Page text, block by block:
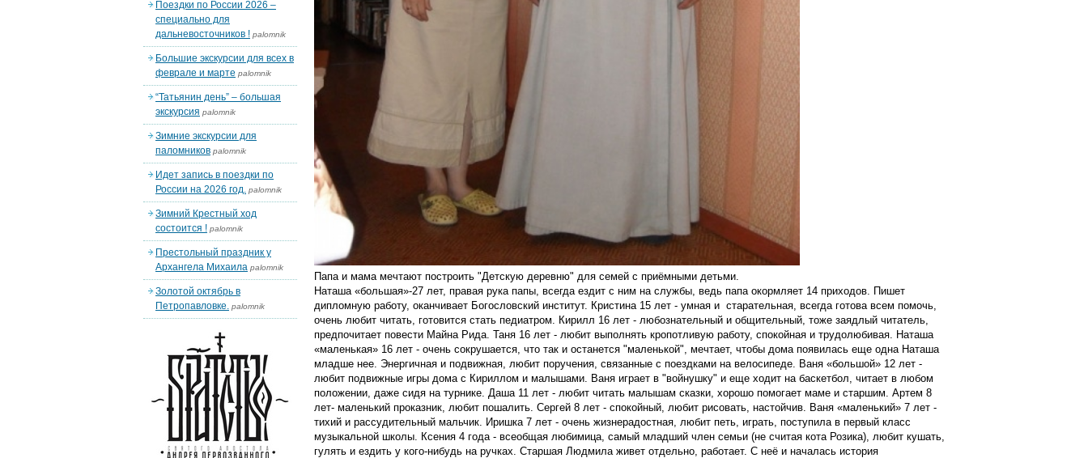
Папа и мама мечтают построить "Детскую деревню" для семей с приёмными детьми.
Наташа «большая»-27 лет, правая рука папы, всегда ездит с ним на службы, ведь папа окормляет 14 приходов. Пишет
дипломную работу, оканчивает Богословский институт. Кристина 15 лет - умная и старательная, всегда готова всем помочь,
очень любит читать, готовится стать педиатром. Кирилл 16 лет - любознательный и общительный, тоже заядлый читатель,
предпочитает повести Майна Рида. Таня 16 лет - любит выполнять кропотливую работу, спокойная и трудолюбивая. Наташа
«маленькая» 16 лет - очень сокрушается, что так и останется "маленькой", мечтает, чтобы дома появилась еще одна Наташа
младше нее. Энергичная и подвижная, любит поручения, связанные с поездками на велосипеде. Ваня «большой» 12 лет -
любит подвижные игры дома с Кириллом и малышами. Ваня играет в "войнушку" и еще ходит на баскетбол, читает в любом
положении, даже сидя на турнике. Даша 11 лет - любит читать малышам сказки, хорошо помогает маме и старшим. Артем 8
лет- маленький проказник, любит пошалить. Сергей 8 лет - спокойный, любит рисовать, настойчив. Ваня «маленький» 7 лет -
тихий и рассудительный мальчик. Иришка 7 лет - очень жизнерадостная, любит петь, играть, поступила в первый класс
музыкальной школы. Ксения 4 года - всеобщая любимица, самый младший член семьи (не считая кота Розика), любит кушать,
гулять и ездить у кого-нибудь на ручках. Старшая Людмила живет отдельно, работает. С неё и началась история
Поездки по России 2026 –
специально для
дальневосточников ! palomnik
Большие экскурсии для всех в
феврале и марте palomnik
“Татьянин день” – большая
экскурсия palomnik
Зимние экскурсии для
паломников palomnik
Идет запись в поездки по
России на 2026 год. palomnik
Зимний Крестный ход
состоится ! palomnik
Престольный праздник у
Архангела Михаила palomnik
Золотой октябрь в
Петропавловке. palomnik